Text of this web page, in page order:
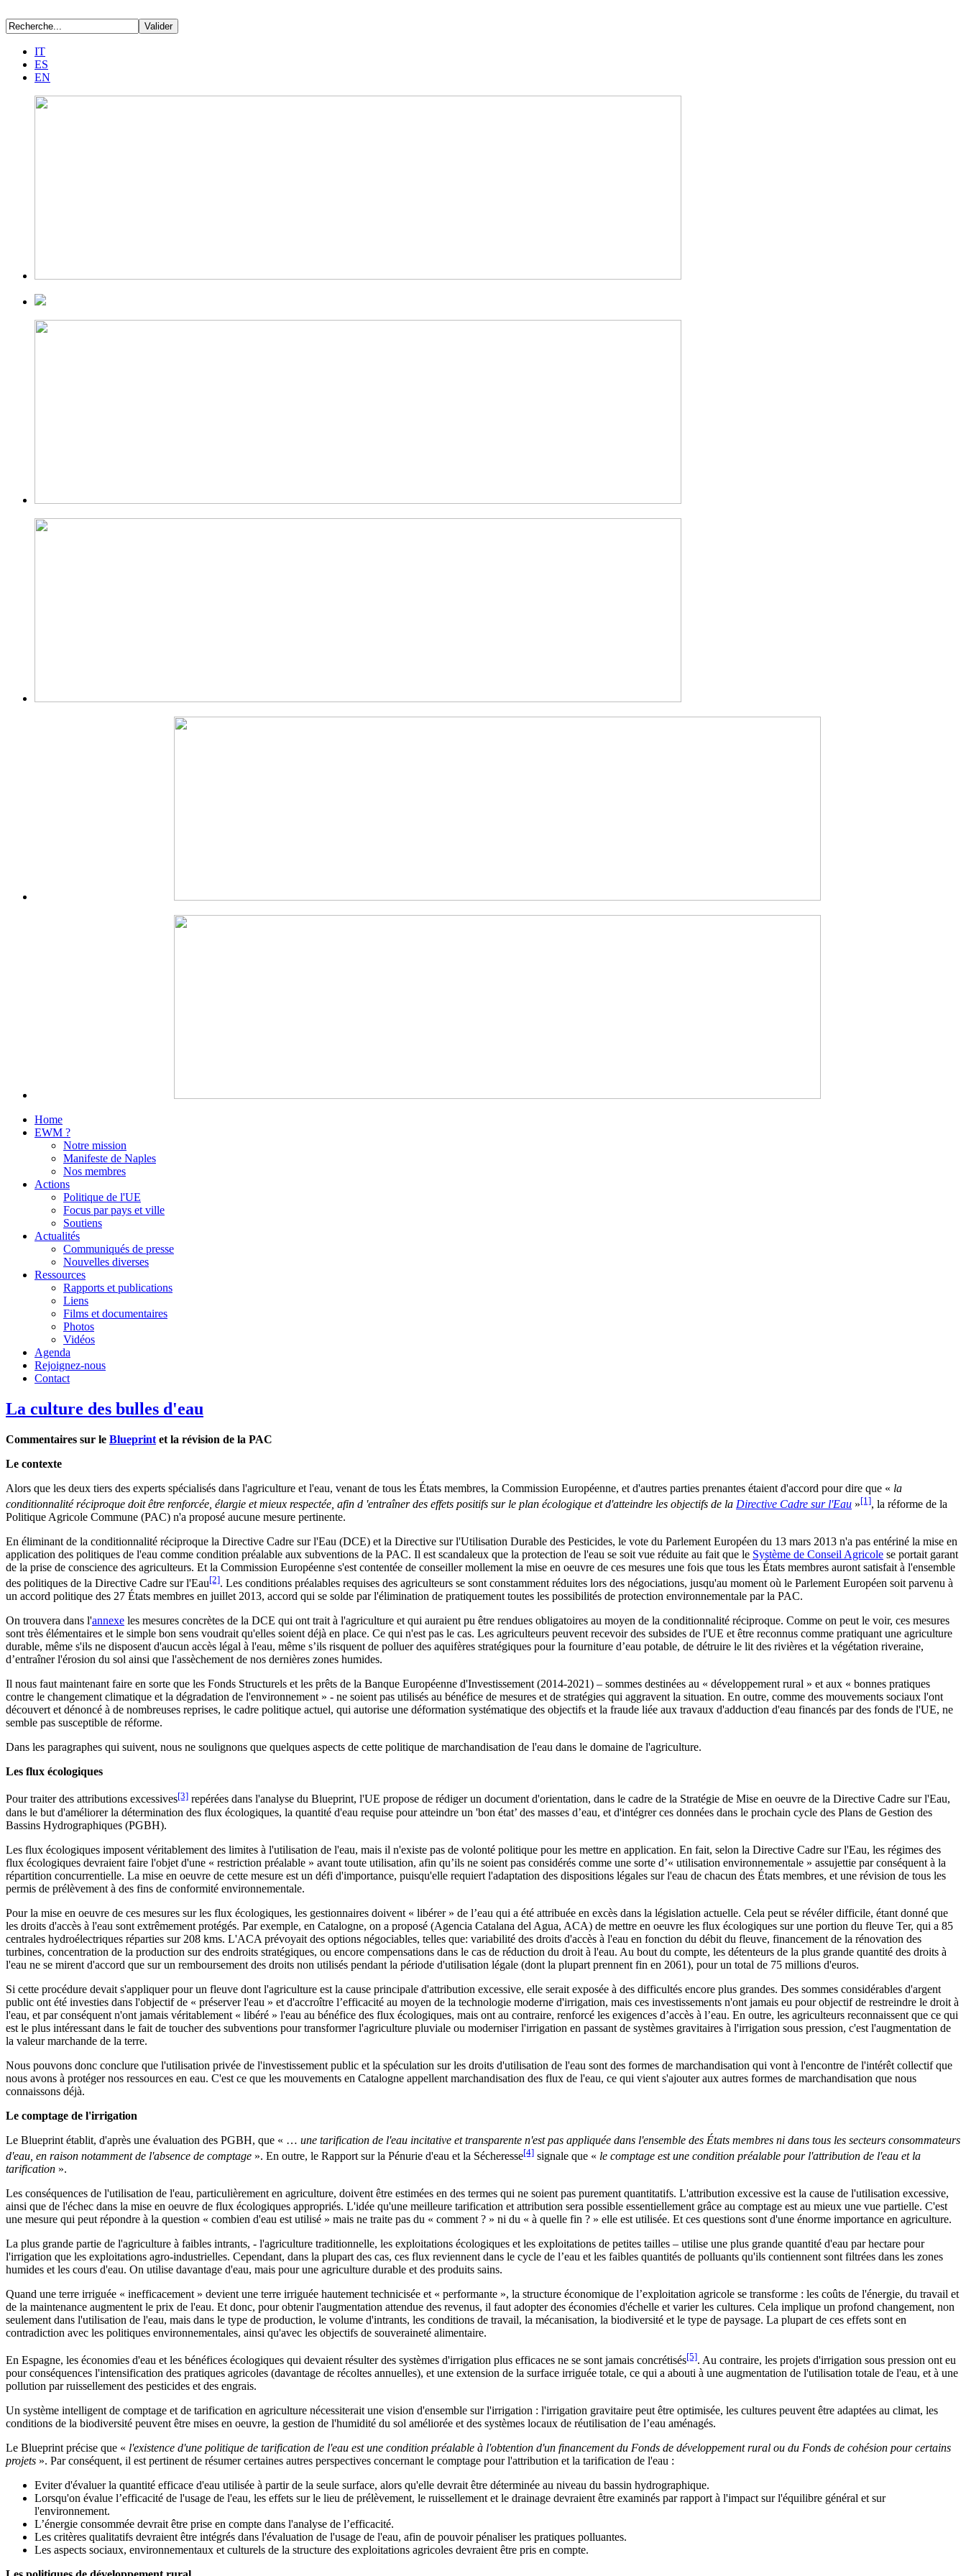
IT
ES
EN
Home
EWM ?
Notre mission
Manifeste de Naples
Nos membres
Actions
Politique de l'UE
Focus par pays et ville
Soutiens
Actualités
Communiqués de presse
Nouvelles diverses
Ressources
Rapports et publications
Liens
Films et documentaires
Photos
Vidéos
Agenda
Rejoignez-nous
Contact
La culture des bulles d'eau
Commentaires sur le Blueprint et la révision de la PAC
Le contexte
Alors que les deux tiers des experts spécialisés dans l'agriculture et l'eau, venant de tous les États membres, la Commission Européenne, et d'autres parties prenantes étaient d'accord pour dire que « la
conditionnalité réciproque doit être renforcée, élargie et mieux respectée, afin d 'entraîner des effets positifs sur le plan écologique et d'atteindre les objectifs de la Directive Cadre sur l'Eau »[1], la réforme de la
Politique Agricole Commune (PAC) n'a proposé aucune mesure pertinente.
En éliminant de la conditionnalité réciproque la Directive Cadre sur l'Eau (DCE) et la Directive sur l'Utilisation Durable des Pesticides, le vote du Parlement Européen du 13 mars 2013 n'a pas entériné la mise en
application des politiques de l'eau comme condition préalable aux subventions de la PAC. Il est scandaleux que la protection de l'eau se soit vue réduite au fait que le Système de Conseil Agricole se portait garant
de la prise de conscience des agriculteurs. Et la Commission Européenne s'est contentée de conseiller mollement la mise en oeuvre de ces mesures une fois que tous les États membres auront satisfait à l'ensemble
des politiques de la Directive Cadre sur l'Eau[2]. Les conditions préalables requises des agriculteurs se sont constamment réduites lors des négociations, jusqu'au moment où le Parlement Européen soit parvenu à
un accord politique des 27 États membres en juillet 2013, accord qui se solde par l'élimination de pratiquement toutes les possibilités de protection environnementale par la PAC.
On trouvera dans l'annexe les mesures concrètes de la DCE qui ont trait à l'agriculture et qui auraient pu être rendues obligatoires au moyen de la conditionnalité réciproque. Comme on peut le voir, ces mesures
sont très élémentaires et le simple bon sens voudrait qu'elles soient déjà en place. Ce qui n'est pas le cas. Les agriculteurs peuvent recevoir des subsides de l'UE et être reconnus comme pratiquant une agriculture
durable, même s'ils ne disposent d'aucun accès légal à l'eau, même s’ils risquent de polluer des aquifères stratégiques pour la fourniture d’eau potable, de détruire le lit des rivières et la végétation riveraine,
d’entraîner l'érosion du sol ainsi que l'assèchement de nos dernières zones humides.
Il nous faut maintenant faire en sorte que les Fonds Structurels et les prêts de la Banque Européenne d'Investissement (2014-2021) – sommes destinées au « développement rural » et aux « bonnes pratiques
contre le changement climatique et la dégradation de l'environnement » - ne soient pas utilisés au bénéfice de mesures et de stratégies qui aggravent la situation. En outre, comme des mouvements sociaux l'ont
découvert et dénoncé à de nombreuses reprises, le cadre politique actuel, qui autorise une déformation systématique des objectifs et la fraude liée aux travaux d'adduction d'eau financés par des fonds de l'UE, ne
semble pas susceptible de réforme.
Dans les paragraphes qui suivent, nous ne soulignons que quelques aspects de cette politique de marchandisation de l'eau dans le domaine de l'agriculture.
Les flux écologiques
Pour traiter des attributions excessives[3] repérées dans l'analyse du Blueprint, l'UE propose de rédiger un document d'orientation, dans le cadre de la Stratégie de Mise en oeuvre de la Directive Cadre sur l'Eau,
dans le but d'améliorer la détermination des flux écologiques, la quantité d'eau requise pour atteindre un 'bon état’ des masses d’eau, et d'intégrer ces données dans le prochain cycle des Plans de Gestion des
Bassins Hydrographiques (PGBH).
Les flux écologiques imposent véritablement des limites à l'utilisation de l'eau, mais il n'existe pas de volonté politique pour les mettre en application. En fait, selon la Directive Cadre sur l'Eau, les régimes des
flux écologiques devraient faire l'objet d'une « restriction préalable » avant toute utilisation, afin qu’ils ne soient pas considérés comme une sorte d’« utilisation environnementale » assujettie par conséquent à la
répartition concurrentielle. La mise en oeuvre de cette mesure est un défi d'importance, puisqu'elle requiert l'adaptation des dispositions légales sur l'eau de chacun des États membres, et une révision de tous les
permis de prélèvement à des fins de conformité environnementale.
Pour la mise en oeuvre de ces mesures sur les flux écologiques, les gestionnaires doivent « libérer » de l’eau qui a été attribuée en excès dans la législation actuelle. Cela peut se révéler difficile, étant donné que
les droits d'accès à l'eau sont extrêmement protégés. Par exemple, en Catalogne, on a proposé (Agencia Catalana del Agua, ACA) de mettre en oeuvre les flux écologiques sur une portion du fleuve Ter, qui a 85
centrales hydroélectriques réparties sur 208 kms. L'ACA prévoyait des options négociables, telles que: variabilité des droits d'accès à l'eau en fonction du débit du fleuve, financement de la rénovation des
turbines, concentration de la production sur des endroits stratégiques, ou encore compensations dans le cas de réduction du droit à l'eau. Au bout du compte, les détenteurs de la plus grande quantité des droits à
l'eau ne se mirent d'accord que sur un remboursement des droits non utilisés pendant la période d'utilisation légale (dont la plupart prennent fin en 2061), pour un total de 75 millions d'euros.
Si cette procédure devait s'appliquer pour un fleuve dont l'agriculture est la cause principale d'attribution excessive, elle serait exposée à des difficultés encore plus grandes. Des sommes considérables d'argent
public ont été investies dans l'objectif de « préserver l'eau » et d'accroître l’efficacité au moyen de la technologie moderne d'irrigation, mais ces investissements n'ont jamais eu pour objectif de restreindre le droit à
l'eau, et par conséquent n'ont jamais véritablement « libéré » l'eau au bénéfice des flux écologiques, mais ont au contraire, renforcé les exigences d’accès à l’eau. En outre, les agriculteurs reconnaissent que ce qui
est le plus intéressant dans le fait de toucher des subventions pour transformer l'agriculture pluviale ou moderniser l'irrigation en passant de systèmes gravitaires à l'irrigation sous pression, c'est l'augmentation de
la valeur marchande de la terre.
Nous pouvons donc conclure que l'utilisation privée de l'investissement public et la spéculation sur les droits d'utilisation de l'eau sont des formes de marchandisation qui vont à l'encontre de l'intérêt collectif que
nous avons à protéger nos ressources en eau. C'est ce que les mouvements en Catalogne appellent marchandisation des flux de l'eau, ce qui vient s'ajouter aux autres formes de marchandisation que nous
connaissons déjà.
Le comptage de l'irrigation
Le Blueprint établit, d'après une évaluation des PGBH, que « … une tarification de l'eau incitative et transparente n'est pas appliquée dans l'ensemble des États membres ni dans tous les secteurs consommateurs
d'eau, en raison notamment de l'absence de comptage ». En outre, le Rapport sur la Pénurie d'eau et la Sécheresse[4] signale que « le comptage est une condition préalable pour l'attribution de l'eau et la
tarification ».
Les conséquences de l'utilisation de l'eau, particulièrement en agriculture, doivent être estimées en des termes qui ne soient pas purement quantitatifs. L'attribution excessive est la cause de l'utilisation excessive,
ainsi que de l'échec dans la mise en oeuvre de flux écologiques appropriés. L'idée qu'une meilleure tarification et attribution sera possible essentiellement grâce au comptage est au mieux une vue partielle. C'est
une mesure qui peut répondre à la question « combien d'eau est utilisé » mais ne traite pas du « comment ? » ni du « à quelle fin ? » elle est utilisée. Et ces questions sont d'une énorme importance en agriculture.
La plus grande partie de l'agriculture à faibles intrants, - l'agriculture traditionnelle, les exploitations écologiques et les exploitations de petites tailles – utilise une plus grande quantité d'eau par hectare pour
l'irrigation que les exploitations agro-industrielles. Cependant, dans la plupart des cas, ces flux reviennent dans le cycle de l’eau et les faibles quantités de polluants qu'ils contiennent sont filtrées dans les zones
humides et les cours d'eau. On utilise davantage d'eau, mais pour une agriculture durable et des produits sains.
Quand une terre irriguée « inefficacement » devient une terre irriguée hautement technicisée et « performante », la structure économique de l’exploitation agricole se transforme : les coûts de l'énergie, du travail et
de la maintenance augmentent le prix de l'eau. Et donc, pour obtenir l'augmentation attendue des revenus, il faut adopter des économies d'échelle et varier les cultures. Cela implique un profond changement, non
seulement dans l'utilisation de l'eau, mais dans le type de production, le volume d'intrants, les conditions de travail, la mécanisation, la biodiversité et le type de paysage. La plupart de ces effets sont en
contradiction avec les politiques environnementales, ainsi qu'avec les objectifs de souveraineté alimentaire.
En Espagne, les économies d'eau et les bénéfices écologiques qui devaient résulter des systèmes d'irrigation plus efficaces ne se sont jamais concrétisés[5]. Au contraire, les projets d'irrigation sous pression ont eu
pour conséquences l'intensification des pratiques agricoles (davantage de récoltes annuelles), et une extension de la surface irriguée totale, ce qui a abouti à une augmentation de l'utilisation totale de l'eau, et à une
pollution par ruissellement des pesticides et des engrais.
Un système intelligent de comptage et de tarification en agriculture nécessiterait une vision d'ensemble sur l'irrigation : l'irrigation gravitaire peut être optimisée, les cultures peuvent être adaptées au climat, les
conditions de la biodiversité peuvent être mises en oeuvre, la gestion de l'humidité du sol améliorée et des systèmes locaux de réutilisation de l’eau aménagés.
Le Blueprint précise que « l'existence d'une politique de tarification de l'eau est une condition préalable à l'obtention d'un financement du Fonds de développement rural ou du Fonds de cohésion pour certains
projets ». Par conséquent, il est pertinent de résumer certaines autres perspectives concernant le comptage pour l'attribution et la tarification de l'eau :
Eviter d'évaluer la quantité efficace d'eau utilisée à partir de la seule surface, alors qu'elle devrait être déterminée au niveau du bassin hydrographique.
Lorsqu'on évalue l’efficacité de l'usage de l'eau, les effets sur le lieu de prélèvement, le ruissellement et le drainage devraient être examinés par rapport à l'impact sur l'équilibre général et sur
l'environnement.
L’énergie consommée devrait être prise en compte dans l'analyse de l’efficacité.
Les critères qualitatifs devraient être intégrés dans l'évaluation de l'usage de l'eau, afin de pouvoir pénaliser les pratiques polluantes.
Les aspects sociaux, environnementaux et culturels de la structure des exploitations agricoles devraient être pris en compte.